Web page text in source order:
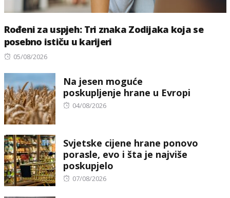
Rođeni za uspjeh: Tri znaka Zodijaka koja se
posebno ističu u karijeri
Posted
05/08/2026
Na jesen moguće
poskupljenje hrane u Evropi
Posted
04/08/2026
Svjetske cijene hrane ponovo
porasle, evo i šta je najviše
poskupjelo
Posted
07/08/2026